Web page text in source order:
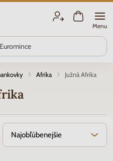
Menu
Afrika Južná Afrika
Najobľúbenejšie